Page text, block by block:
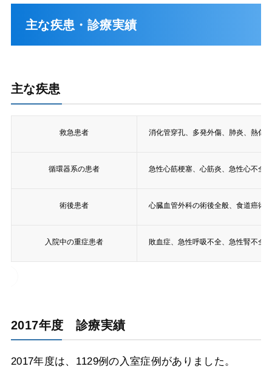
主な疾患・診療実績
主な疾患
救急患者 消化管穿孔、多発外傷、肺炎、熱傷
循環器系の患者 急性心筋梗塞、心筋炎、急性心不全
術後患者 心臓血管外科の術後全般、食道癌術
入院中の重症患者 敗血症、急性呼吸不全、急性腎不全
2017年度 診療実績
2017年度は、1129例の入室症例がありました。